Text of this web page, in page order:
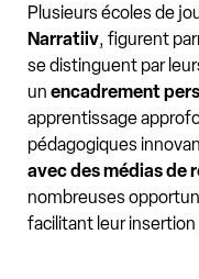
Plusieurs écoles de
Narratiiv, figurent
se distinguent par
un encadrement
apprentissage
pédagogiques
avec des médias de
nombreuses
facilitant leur